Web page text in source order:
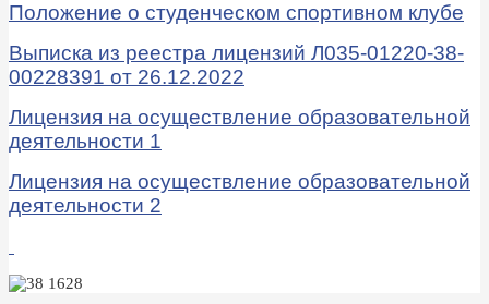
Положение о студенческом спортивном клубе
Выписка из реестра лицензий Л035-01220-38-
00228391 от 26.12.2022
Лицензия на осуществление образовательной
деятельности 1
Лицензия на осуществление образовательной
деятельности 2